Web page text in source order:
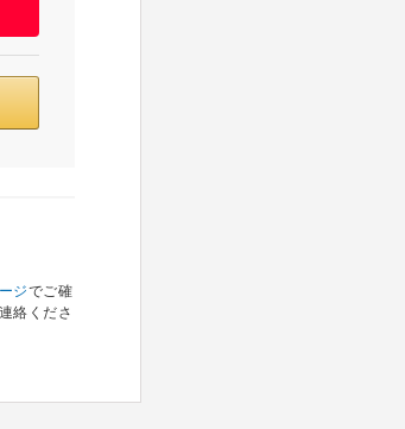
ジでご確
絡くださ